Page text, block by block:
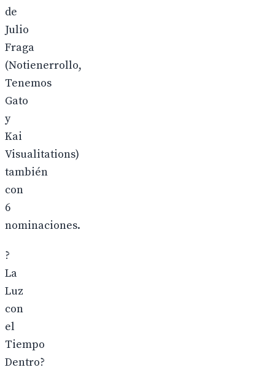
de
Julio
Fraga
(Notienerrollo,
Tenemos
Gato
y
Kai
Visualitations)
también
con
6
nominaciones.
?
La
Luz
con
el
Tiempo
Dentro?